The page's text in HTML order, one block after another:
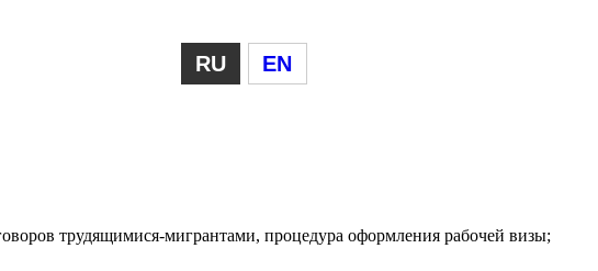
RU EN
трудящимися-мигрантами, процедура оформления рабочей визы;